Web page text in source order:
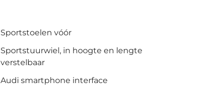
Sportstoelen vóór
Sportstuurwiel, in hoogte en lengte
verstelbaar
Audi smartphone interface